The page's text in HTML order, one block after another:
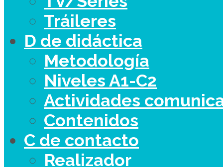
Tráileres
D de didáctica
Metodología
Niveles A1-C2
Actividades
Contenidos
C de contacto
Realizador